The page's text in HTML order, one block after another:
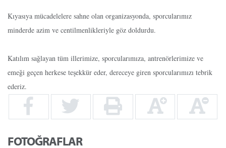
Kıyasıya mücadelelere sahne olan organizasyonda, sporcularımız
minderde azim ve centilmenlikleriyle göz doldurdu.
Katılım sağlayan tüm illerimize, sporcularımıza, antrenörlerimize ve
emeği geçen herkese teşekkür eder, dereceye giren sporcularımızı tebrik
ederiz.
FOTOĞRAFLAR